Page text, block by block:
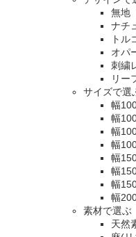
無地
ナチ
トル
オパ
刺繍
リー
サイズで選
幅
幅
幅
幅
幅
幅
幅
幅
素材で選ぶ
天然